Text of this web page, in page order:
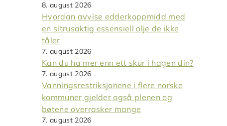
8. august 2026
Hvordan avvise edderkoppmidd med
en sitrusaktig essensiell olje de ikke
tåler
7. august 2026
Kan du ha mer enn ett skur i hagen din?
7. august 2026
Vanningsrestriksjonene i flere norske
kommuner gjelder også plenen og
bøtene overrasker mange
7. august 2026